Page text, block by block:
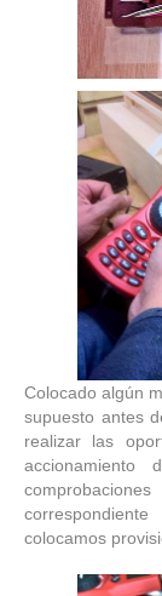
Colocado algún
supuesto antes
realizar las
colocamos